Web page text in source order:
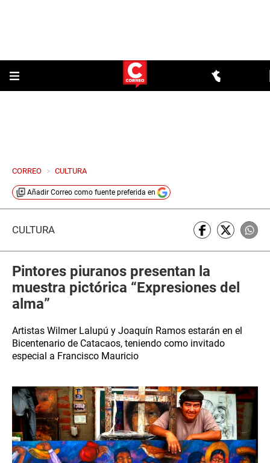
CORREO > CULTURA
Añadir Correo como fuente preferida en
CULTURA
Pintores piuranos presentan la
muestra pictórica “Expresiones del
alma”
Artistas Wilmer Lalupú y Joaquín Ramos estarán en el
Bicentenario de Catacaos, teniendo como invitado
especial a Francisco Mauricio